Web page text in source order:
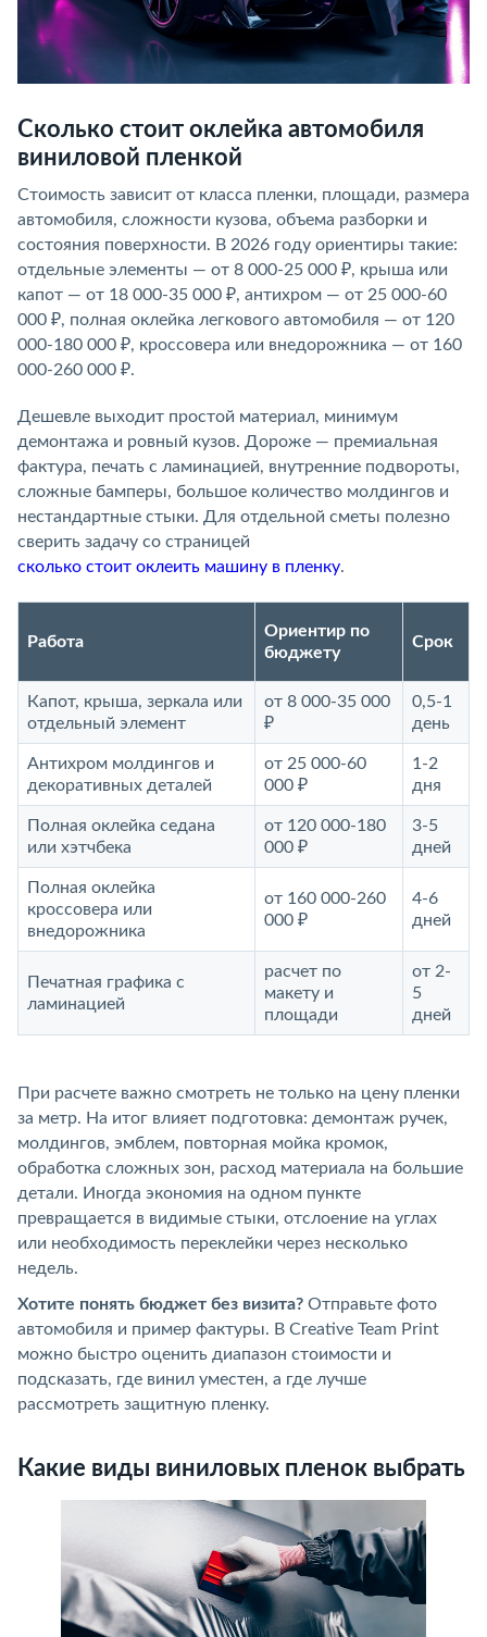
Сколько стоит оклейка автомобиля
виниловой пленкой
Стоимость зависит от класса пленки, площади, размера
автомобиля, сложности кузова, объема разборки и
состояния поверхности. В 2026 году ориентиры такие:
отдельные элементы — от 8 000-25 000 ₽, крыша или
капот — от 18 000-35 000 ₽, антихром — от 25 000-60
000 ₽, полная оклейка легкового автомобиля — от 120
000-180 000 ₽, кроссовера или внедорожника — от 160
000-260 000 ₽.
Дешевле выходит простой материал, минимум
демонтажа и ровный кузов. Дороже — премиальная
фактура, печать с ламинацией, внутренние подвороты,
сложные бамперы, большое количество молдингов и
нестандартные стыки. Для отдельной сметы полезно
сверить задачу со страницей
сколько стоит оклеить машину в пленку.
Работа
Ориентир по
бюджету
Срок
Капот, крыша, зеркала или
отдельный элемент
от 8 000-35 000
₽
0,5-1
день
Антихром молдингов и
декоративных деталей
от 25 000-60
000 ₽
1-2
дня
Полная оклейка седана
или хэтчбека
от 120 000-180
000 ₽
3-5
дней
Полная оклейка
кроссовера или
внедорожника
от 160 000-260
000 ₽
4-6
дней
Печатная графика с
ламинацией
расчет по
макету и
площади
от 2-
5
дней
При расчете важно смотреть не только на цену пленки
за метр. На итог влияет подготовка: демонтаж ручек,
молдингов, эмблем, повторная мойка кромок,
обработка сложных зон, расход материала на большие
детали. Иногда экономия на одном пункте
превращается в видимые стыки, отслоение на углах
или необходимость переклейки через несколько
недель.
Хотите понять бюджет без визита? Отправьте фото
автомобиля и пример фактуры. В Creative Team Print
можно быстро оценить диапазон стоимости и
подсказать, где винил уместен, а где лучше
рассмотреть защитную пленку.
Какие виды виниловых пленок выбрать